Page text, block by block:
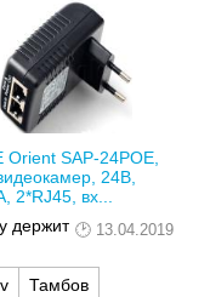
Orient SAP-24POE,
24В,
2*RJ45, вх...
держит
13.04.2019
Тамбов